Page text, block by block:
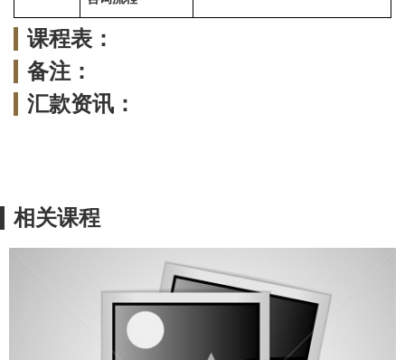
课程表：
备注：
汇款资讯：
相关课程